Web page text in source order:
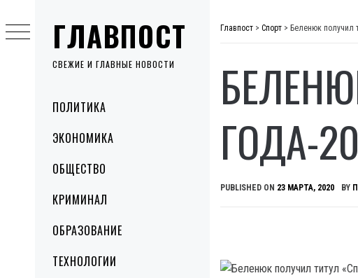
ГЛАВПОСТ
СВЕЖИЕ И ГЛАВНЫЕ НОВОСТИ
MenuПОЛИТИКА
ЭКОНОМИКА
ОБЩЕСТВО
КРИМИНАЛ
ОБРАЗОВАНИЕ
ТЕХНОЛОГИИ
to
content
Главпост > Спорт > Беленюк получил
ГОДА-
PUBLISHED ON 23 МАРТА, 2020 BY